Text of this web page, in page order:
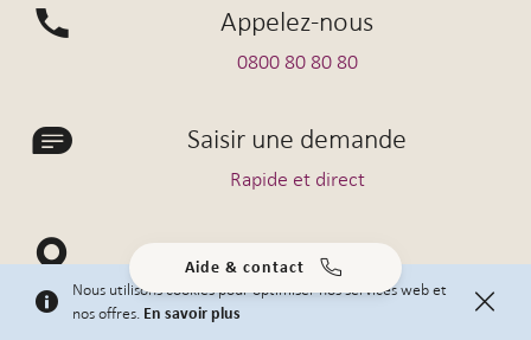
Appelez-nous
0800 80 80 80
Saisir une demande
Rapide et direct
Sites
Conseiller près de chez vous
Nous utilisons cookies pour optimiser nos services web et
nos offres. En savoir plus
Aide & contact